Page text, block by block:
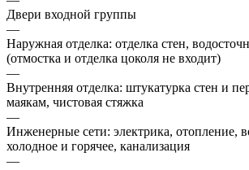
Двери входной группы
—
Наружная отделка: отделка стен,
(отмостка и отделка цоколя не входит)
—
Внутренняя отделка: штукатурка стен и
маякам, чистовая стяжка
—
Инженерные сети: электрика, отопление,
холодное и горячее, канализация
—